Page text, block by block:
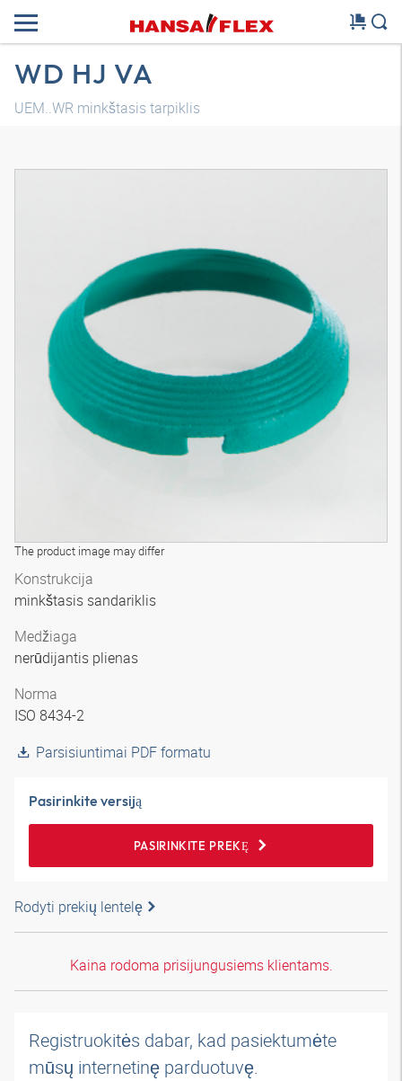
WD HJ VA
UEM..WR minkštasis tarpiklis
The product image may differ
Konstrukcija
minkštasis sandariklis
Medžiaga
nerūdijantis plienas
Norma
ISO 8434-2
Parsisiuntimai PDF formatu
Pasirinkite versiją
PASIRINKITE PREKĘ
Rodyti prekių lentelę
Kaina rodoma prisijungusiems klientams.
Registruokitės dabar, kad pasiektumėte
mūsų internetinę parduotuvę.